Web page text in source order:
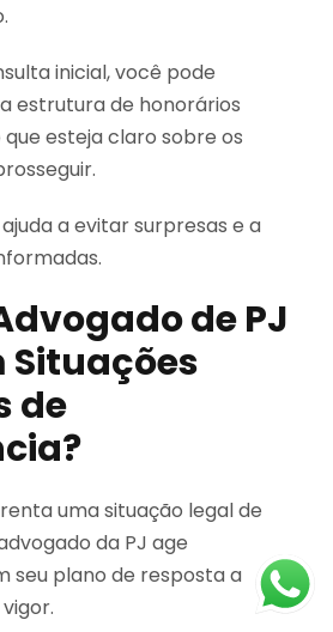
inicial, você pode
estrutura de honorários
esteja claro sobre os
a evitar surpresas e a
de PJ
Situações
de
uma situação legal de
da PJ age
seu plano de resposta a